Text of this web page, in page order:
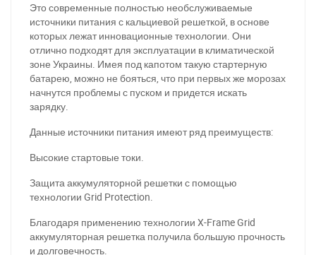
Это современные полностью необслуживаемые
источники питания с кальциевой решеткой, в основе
которых лежат инновационные технологии. Они
отлично подходят для эксплуатации в климатической
зоне Украины. Имея под капотом такую стартерную
батарею, можно не бояться, что при первых же морозах
начнутся проблемы с пуском и придется искать
зарядку.
Данные источники питания имеют ряд преимуществ:
Высокие стартовые токи.
Защита аккумуляторной решетки с помощью
технологии Grid Protection.
Благодаря применению технологии X-Frame Grid
аккумуляторная решетка получила большую прочность
и долговечность.